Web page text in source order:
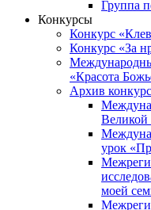
Группа
Конкурсы
Конкурс
Конкурс «За
«Красота
Архив
урок
моей